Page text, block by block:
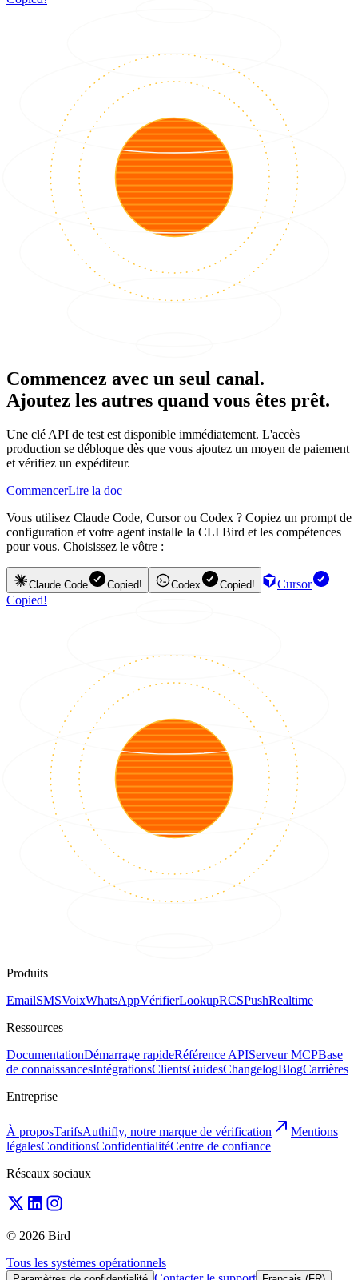
Commencez avec un seul canal.
Ajoutez les autres quand vous êtes prêt.
Une clé API de test est disponible immédiatement. L'accès
production se débloque dès que vous ajoutez un moyen de paiement
et vérifiez un expéditeur.
CommencerLire la doc
Vous utilisez Claude Code, Cursor ou Codex ? Copiez un prompt de
configuration et votre agent installe la CLI Bird et les compétences
pour vous. Choisissez le vôtre :
Claude Code Copied! Codex Copied!
Cursor
Copied!
Produits
EmailSMSVoixWhatsAppVérifierLookupRCSPushRealtime
Ressources
DocumentationDémarrage rapideRéférence APIServeur MCPBase
de connaissancesIntégrationsClientsGuidesChangelogBlogCarrières
Entreprise
À proposTarifsAuthifly, notre marque de vérification
Mentions
légalesConditionsConfidentialitéCentre de confiance
Réseaux sociaux
© 2026 Bird
Tous les systèmes opérationnels